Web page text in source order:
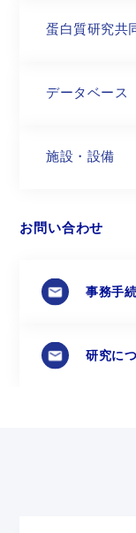
蛋白質研究共
データベース
施設・設備
お問い合わせ
事務手
研究に